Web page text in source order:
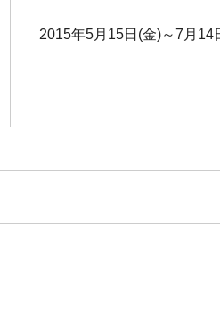
2015年5月15日(金)～7月14